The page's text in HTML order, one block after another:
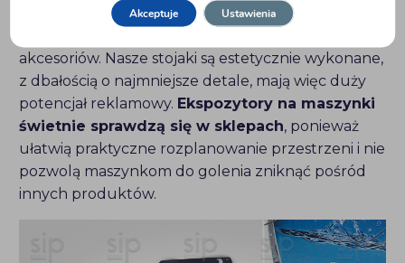
najlepiej zaprezentuje produkty, ukaże ich walory
akcesoriów. Nasze stojaki są estetycznie wykonane,
z dbałością o najmniejsze detale, mają więc duży
potencjał reklamowy. Ekspozytory na maszynki
świetnie sprawdzą się w sklepach, ponieważ
ułatwią praktyczne rozplanowanie przestrzeni i nie
pozwolą maszynkom do golenia zniknąć pośród
innych produktów.
Akceptuje Ustawienia